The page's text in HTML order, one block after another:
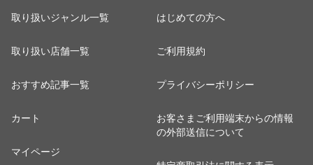
取り扱いジャンル一覧
取り扱い店舗一覧
おすすめ記事一覧
カート
マイページ
はじめての方へ
ご利用規約
プライバシーポリシー
お客さまご利用端末からの情報
の外部送信について